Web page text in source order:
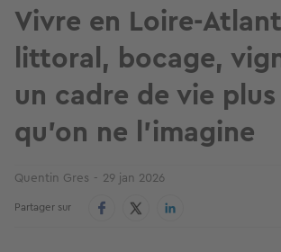
Vivre en Loire-
littoral, bocage,
un cadre de vie
qu’on ne l’imagine
Quentin Gres 29 jan 2026
Partager sur